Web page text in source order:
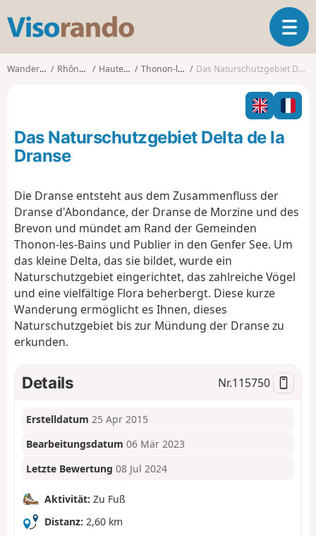
s
o
o
T
o
g
l
n
t
o
Wanderungen Rhône-Alpes Haute-Savoie Thonon-les-Bains Das Naturschutzgebiet Delta de la Dranse
Das Naturschutzgebiet Delta de la
Dranse
Die Dranse entsteht aus dem Zusammenfluss der
Dranse d'Abondance, der Dranse de Morzine und des
Brevon und mündet am Rand der Gemeinden
Thonon-les-Bains und Publier in den Genfer See. Um
das kleine Delta, das sie bildet, wurde ein
Naturschutzgebiet eingerichtet, das zahlreiche Vögel
und eine vielfältige Flora beherbergt. Diese kurze
Wanderung ermöglicht es Ihnen, dieses
Naturschutzgebiet bis zur Mündung der Dranse zu
erkunden.
Details Nr.115750
Erstelldatum 25 Apr 2015
Bearbeitungsdatum 06 Mär 2023
Letzte Bewertung 08 Jul 2024
Aktivität: Zu Fuß
Distanz: 2,60 km